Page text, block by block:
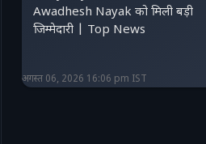
Awadhesh Nayak को मिली बड़ी
जिम्मेदारी | Top News
अगस्त 06, 2026 16:06 pm IST